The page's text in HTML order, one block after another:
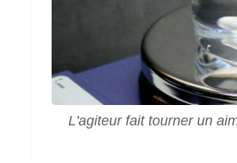
L'agiteur fait tourner un